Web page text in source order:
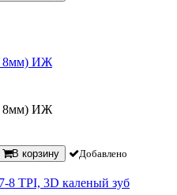
8мм) ИЖ
8мм) ИЖ
В корзину Добавлено